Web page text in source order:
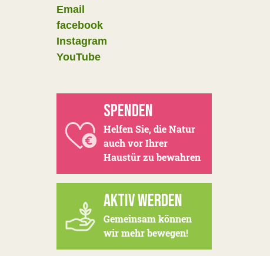
Email
facebook
Instagram
YouTube
SPENDEN
Helfen Sie, die Natur
auch vor Ihrer
Haustür zu bewahren
AKTIV WERDEN
Gemeinsam können
wir mehr bewegen!